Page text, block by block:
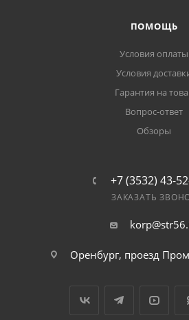
ПОМОЩЬ
Условия оплаты
Условия
Гарантия на
Вопрос-ответ
Обзоры
+7 (3532) 43-
ЗАКАЗАТЬ
Оренбург, проезд